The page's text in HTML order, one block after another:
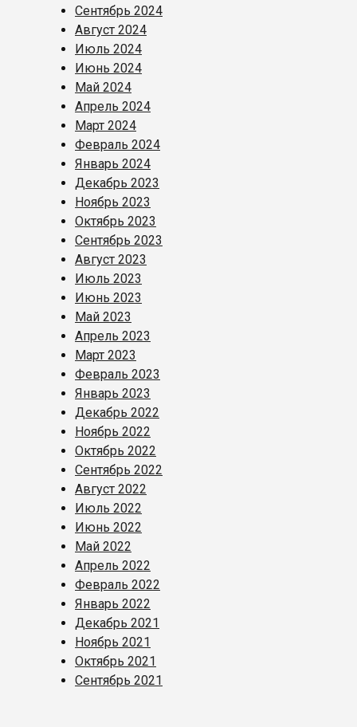
Сентябрь 2024
Август 2024
Июль 2024
Июнь 2024
Май 2024
Апрель 2024
Март 2024
Февраль 2024
Январь 2024
Декабрь 2023
Ноябрь 2023
Октябрь 2023
Сентябрь 2023
Август 2023
Июль 2023
Июнь 2023
Май 2023
Апрель 2023
Март 2023
Февраль 2023
Январь 2023
Декабрь 2022
Ноябрь 2022
Октябрь 2022
Сентябрь 2022
Август 2022
Июль 2022
Июнь 2022
Май 2022
Апрель 2022
Февраль 2022
Январь 2022
Декабрь 2021
Ноябрь 2021
Октябрь 2021
Сентябрь 2021